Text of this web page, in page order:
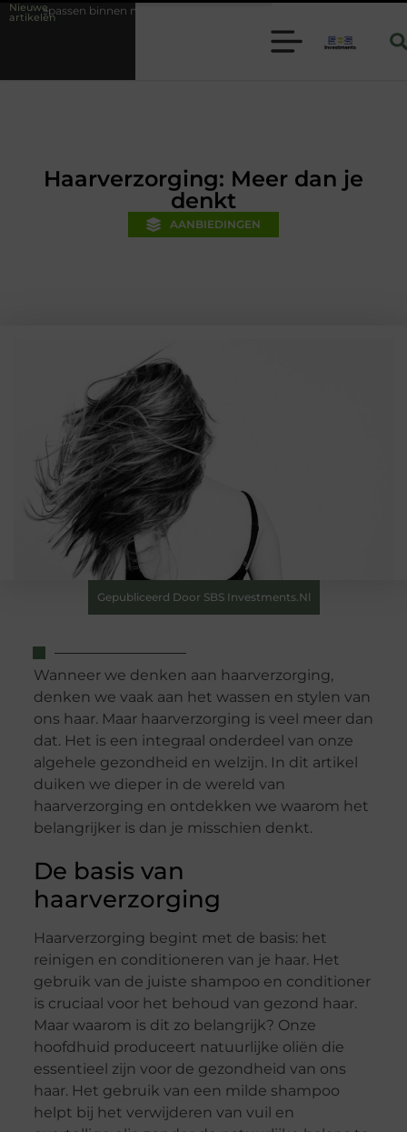
Nieuwe
artikelenfolie techniek
Haarverzorging: Meer dan je
denkt
AANBIEDINGEN
Gepubliceerd Door SBS Investments.nl
Wanneer we denken aan haarverzorging,
denken we vaak aan het wassen en stylen van
ons haar. Maar haarverzorging is veel meer dan
dat. Het is een integraal onderdeel van onze
algehele gezondheid en welzijn. In dit artikel
duiken we dieper in de wereld van
haarverzorging en ontdekken we waarom het
belangrijker is dan je misschien denkt.
De basis van
haarverzorging
Haarverzorging begint met de basis: het
reinigen en conditioneren van je haar. Het
gebruik van de juiste shampoo en conditioner
is cruciaal voor het behoud van gezond haar.
Maar waarom is dit zo belangrijk? Onze
hoofdhuid produceert natuurlijke oliën die
essentieel zijn voor de gezondheid van ons
haar. Het gebruik van een milde shampoo
helpt bij het verwijderen van vuil en